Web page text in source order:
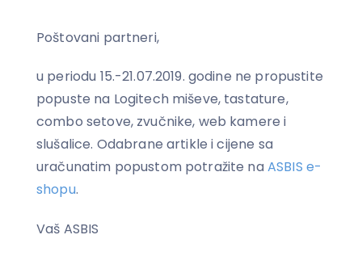
Poštovani partneri,
u periodu 15.-21.07.2019. godine ne propustite
popuste na Logitech miševe, tastature,
combo setove, zvučnike, web kamere i
slušalice. Odabrane artikle i cijene sa
uračunatim popustom potražite naASBIS e-
shopu.
Vaš ASBIS